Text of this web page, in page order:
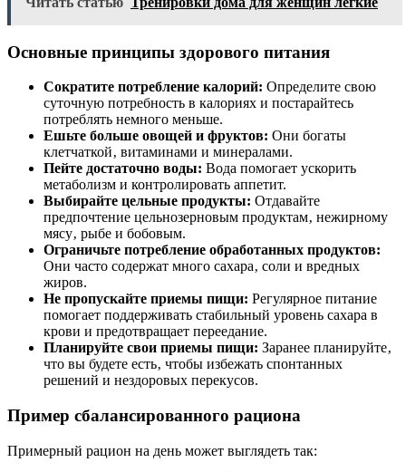
Основные принципы здорового питания
Сократите потребление калорий: Определите свою
суточную потребность в калориях и постарайтесь
потреблять немного меньше.
Ешьте больше овощей и фруктов: Они богаты
клетчаткой‚ витаминами и минералами.
Пейте достаточно воды: Вода помогает ускорить
метаболизм и контролировать аппетит.
Выбирайте цельные продукты: Отдавайте
предпочтение цельнозерновым продуктам‚ нежирному
мясу‚ рыбе и бобовым.
Ограничьте потребление обработанных продуктов:
Они часто содержат много сахара‚ соли и вредных
жиров.
Не пропускайте приемы пищи: Регулярное питание
помогает поддерживать стабильный уровень сахара в
крови и предотвращает переедание.
Планируйте свои приемы пищи: Заранее планируйте‚
что вы будете есть‚ чтобы избежать спонтанных
решений и нездоровых перекусов.
Пример сбалансированного рациона
Примерный рацион на день может выглядеть так: